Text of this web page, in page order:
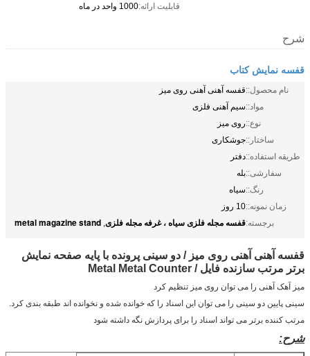
قابلیت ارائه:1000 واحد در ماه
شرح
قفسه نمایش کتاب
نام محصول::قفسه آهنی آهنی روی میز
مواد::سیم آهنی فلزی
نوع::روی میز
ساختار::جوشکاری
طریقه استفاده::دفتر
سفارشی::بله
رنگ::سیاه
زمان نمونه::10 روز
برجسته:قفسه مجله فلزی سیاه ، غرفه مجله فلزی,
metal magazine stand
قفسه آهنی آهنی روی میز / دو سینی پرونده با پایه صفحه نمایش
برتر مرتب سازنده فایل / Metal Metal Counter
میز آهک آهنی را می توان روی میز تنظیم کرد
سینی پایین دو سینی را می توان این اسناد را که خوانده شده و نخوانده اند طبقه بندی کرد.
مرتب کننده برتر می تواند اسناد را برای پردازش نگه داشته شود
شرح: